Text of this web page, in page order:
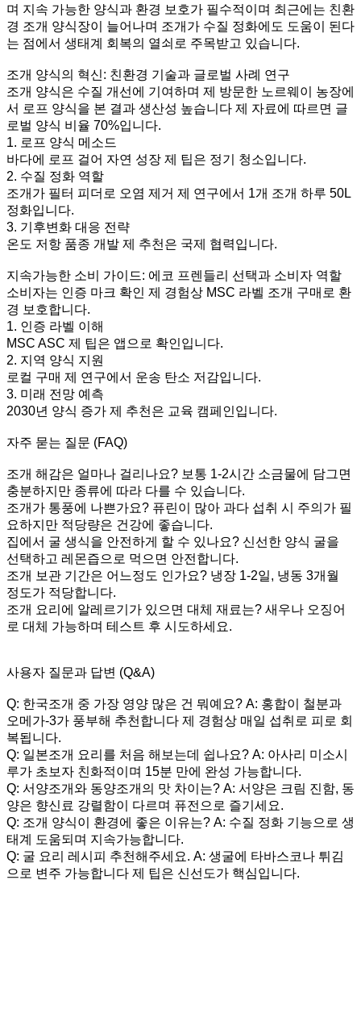
며 지속 가능한 양식과 환경 보호가 필수적이며 최근에는 친환
경 조개 양식장이 늘어나며 조개가 수질 정화에도 도움이 된다
는 점에서 생태계 회복의 열쇠로 주목받고 있습니다.
조개 양식의 혁신: 친환경 기술과 글로벌 사례 연구
조개 양식은 수질 개선에 기여하며 제 방문한 노르웨이 농장에
서 로프 양식을 본 결과 생산성 높습니다 제 자료에 따르면 글
로벌 양식 비율 70%입니다.
1. 로프 양식 메소드
바다에 로프 걸어 자연 성장 제 팁은 정기 청소입니다.
2. 수질 정화 역할
조개가 필터 피더로 오염 제거 제 연구에서 1개 조개 하루 50L
정화입니다.
3. 기후변화 대응 전략
온도 저항 품종 개발 제 추천은 국제 협력입니다.
지속가능한 소비 가이드: 에코 프렌들리 선택과 소비자 역할
소비자는 인증 마크 확인 제 경험상 MSC 라벨 조개 구매로 환
경 보호합니다.
1. 인증 라벨 이해
MSC ASC 제 팁은 앱으로 확인입니다.
2. 지역 양식 지원
로컬 구매 제 연구에서 운송 탄소 저감입니다.
3. 미래 전망 예측
2030년 양식 증가 제 추천은 교육 캠페인입니다.
자주 묻는 질문 (FAQ)
조개 해감은 얼마나 걸리나요? 보통 1-2시간 소금물에 담그면
충분하지만 종류에 따라 다를 수 있습니다.
조개가 통풍에 나쁜가요? 퓨린이 많아 과다 섭취 시 주의가 필
요하지만 적당량은 건강에 좋습니다.
집에서 굴 생식을 안전하게 할 수 있나요? 신선한 양식 굴을
선택하고 레몬즙으로 먹으면 안전합니다.
조개 보관 기간은 어느정도 인가요? 냉장 1-2일, 냉동 3개월
정도가 적당합니다.
조개 요리에 알레르기가 있으면 대체 재료는? 새우나 오징어
로 대체 가능하며 테스트 후 시도하세요.
사용자 질문과 답변 (Q&A)
Q: 한국조개 중 가장 영양 많은 건 뭐예요? A: 홍합이 철분과
오메가-3가 풍부해 추천합니다 제 경험상 매일 섭취로 피로 회
복됩니다.
Q: 일본조개 요리를 처음 해보는데 쉽나요? A: 아사리 미소시
루가 초보자 친화적이며 15분 만에 완성 가능합니다.
Q: 서양조개와 동양조개의 맛 차이는? A: 서양은 크림 진함, 동
양은 향신료 강렬함이 다르며 퓨전으로 즐기세요.
Q: 조개 양식이 환경에 좋은 이유는? A: 수질 정화 기능으로 생
태계 도움되며 지속가능합니다.
Q: 굴 요리 레시피 추천해주세요. A: 생굴에 타바스코나 튀김
으로 변주 가능합니다 제 팁은 신선도가 핵심입니다.